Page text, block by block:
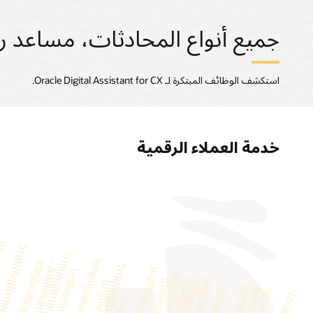
جميع أنواع المحادثات، مساعد
استكشف الوظائف المبتكرة لـ Oracle Digital Assistant for CX.
خدمة العملاء الرقمية